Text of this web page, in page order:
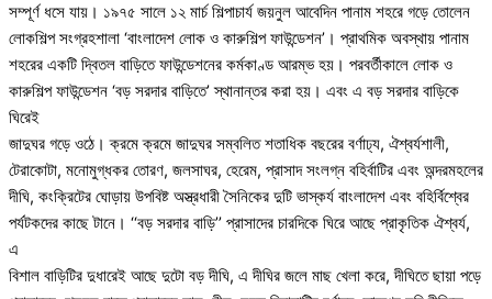
সম্পূর্ণ ধসে যায়। ১৯৭৫ সালে ১২ মার্চ শিল্পাচার্য জয়নুল আবেদিন পানাম শহরে গড়ে তোলেন
লোকশিল্প সংগ্রহশালা ‘বাংলাদেশ লোক ও কারুশিল্প ফাউন্ডেশন’। প্রাথমিক অবস্থায় পানাম
শহরের একটি দ্বিতল বাড়িতে ফাউন্ডেশনের কর্মকাণ্ড আরম্ভ হয়। পরবর্তীকালে লোক ও
কারুশিল্প ফাউন্ডেশন ‘বড় সরদার বাড়িতে’ স্থানান্তর করা হয়। এবং এ বড় সরদার বাড়িকে
ঘিরেই
জাদুঘর গড়ে ওঠে। ক্রমে ক্রমে জাদুঘর সম্বলিত শতাধিক বছরের বর্ণাঢ্য, ঐশ্বর্যশালী,
টেরাকোটা, মনোমুগ্ধকর তোরণ, জলসাঘর, হেরেম, প্রাসাদ সংলগ্ন বহির্বাটির এবং অন্দরমহলের
দীঘি, কংক্রিটের ঘোড়ায় উপবিষ্ট অস্ত্রধারী সৈনিকের দুটি ভাস্কর্য বাংলাদেশ এবং বহির্বিশ্বের
পর্যটকদের কাছে টানে। ‘‘বড় সরদার বাড়ি’’ প্রাসাদের চারদিকে ঘিরে আছে প্রাকৃতিক ঐশ্বর্য,
এ
বিশাল বাড়িটির দুধারেই আছে দুটো বড় দীঘি, এ দীঘির জলে মাছ খেলা করে, দীঘিতে ছায়া পড়ে